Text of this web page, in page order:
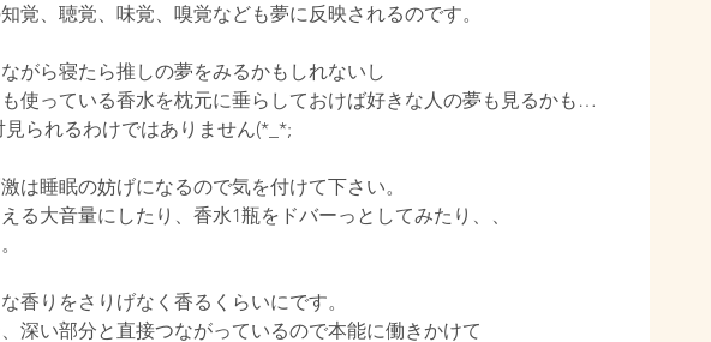
覚、聴覚、味覚、嗅覚なども夢に反映されるのです。
がら寝たら推しの夢をみるかもしれないし
使っている香水を枕元に垂らしておけば好きな人の夢も見るかも…
られるわけではありません(*_*;
は睡眠の妨げになるので気を付けて下さい。
る大音量にしたり、香水1瓶をドバーっとしてみたり、、
香りをさりげなく香るくらいにです。
深い部分と直接つながっているので本能に働きかけて